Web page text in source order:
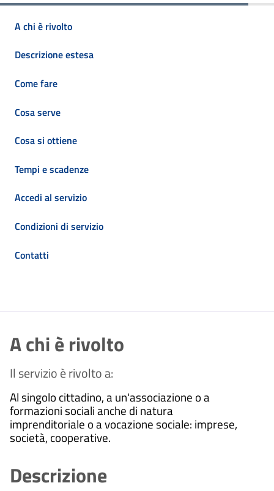
A chi è rivolto
Descrizione estesa
Come fare
Cosa serve
Cosa si ottiene
Tempi e scadenze
Accedi al servizio
Condizioni di servizio
Contatti
A chi è rivolto
Il servizio è rivolto a:
Al singolo cittadino, a un'associazione o a
formazioni sociali anche di natura
imprenditoriale o a vocazione sociale: imprese,
società, cooperative.
Descrizione